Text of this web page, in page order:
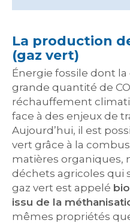
La production
(gaz vert)
Énergie fossile dont
grande quantité de
réchauffement
face à des enjeux de
Aujourd’hui, il est
vert grâce à la
matières organiques,
déchets agricoles qui
gaz vert est appelé
issu de la
mêmes propriétés